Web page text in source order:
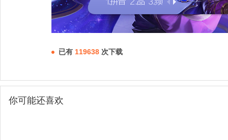
已有 119638 次下载
你可能还喜欢